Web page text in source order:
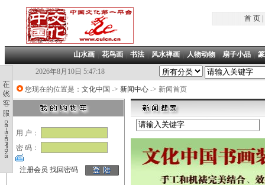
首 页|
山水画|花鸟画|书法|风水禅画|人物动物|扇子小品|
2026年8月10日 5:47:18
您现在的位置是： 文化中国 -> 新闻中心 -> 新闻首页
用 户：
密 码：
注册会员 找回密码